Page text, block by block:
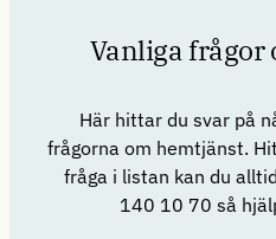
Vanliga frågor
Här hittar du svar på
frågorna om hemtjänst.
fråga i listan kan du
140 10 70 så